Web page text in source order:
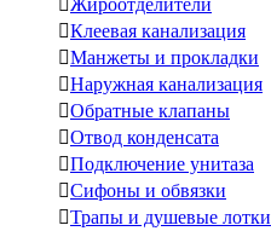
Жироотделители
Клеевая канализация
Манжеты и прокладки
Наружная канализация
Обратные клапаны
Отвод конденсата
Подключение унитаза
Сифоны и обвязки
Трапы и душевые лотки